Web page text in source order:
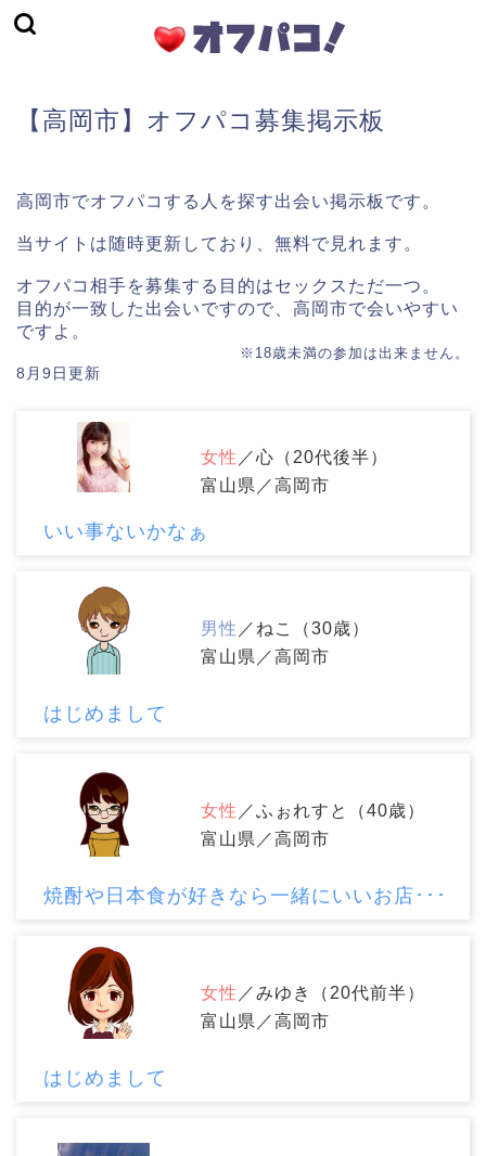
【高岡市】オフパコ募集掲示板
高岡市でオフパコする人を探す出会い掲示板です。
当サイトは随時更新しており、無料で見れます。
オフパコ相手を募集する目的はセックスただ一つ。
目的が一致した出会いですので、高岡市で会いやすい
ですよ。
※18歳未満の参加は出来ません。
8月9日更新
女性 ／心（20代後半）
富山県／高岡市
いい事ないかなぁ
男性 ／ねこ（30歳）
富山県／高岡市
はじめまして
女性 ／ふぉれすと（40歳）
富山県／高岡市
焼酎や日本食が好きなら一緒にいいお店･･･
女性 ／みゆき（20代前半）
富山県／高岡市
はじめまして